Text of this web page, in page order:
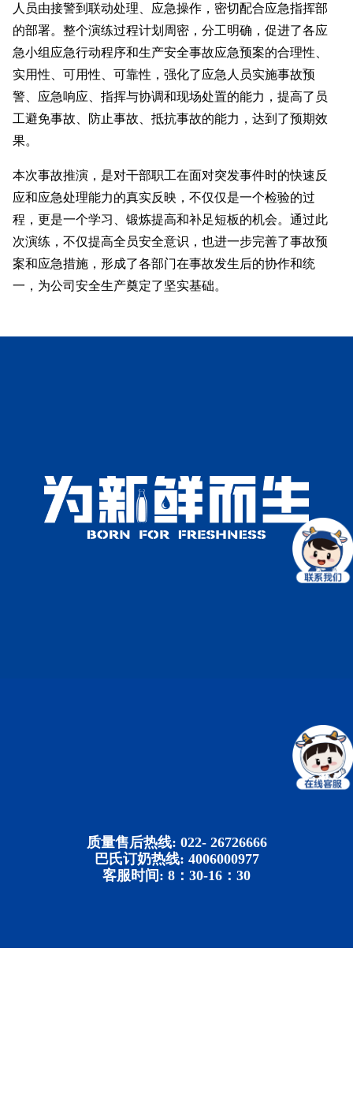
人员由接警到联动处理、应急操作，密切配合应急指挥部
的部署。整个演练过程计划周密，分工明确，促进了各应
急小组应急行动程序和生产安全事故应急预案的合理性、
实用性、可用性、可靠性，强化了应急人员实施事故预
警、应急响应、指挥与协调和现场处置的能力，提高了员
工避免事故、防止事故、抵抗事故的能力，达到了预期效
果。
本次事故推演，是对干部职工在面对突发事件时的快速反
应和应急处理能力的真实反映，不仅仅是一个检验的过
程，更是一个学习、锻炼提高和补足短板的机会。通过此
次演练，不仅提高全员安全意识，也进一步完善了事故预
案和应急措施，形成了各部门在事故发生后的协作和统
一，为公司安全生产奠定了坚实基础。
质量售后热线: 022- 26726666
巴氏订奶热线: 4006000977
客服时间: 8：30-16：30